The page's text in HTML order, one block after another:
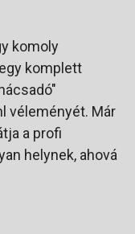
komoly
komplett
véleményét. Már
a profi
helynek, ahová